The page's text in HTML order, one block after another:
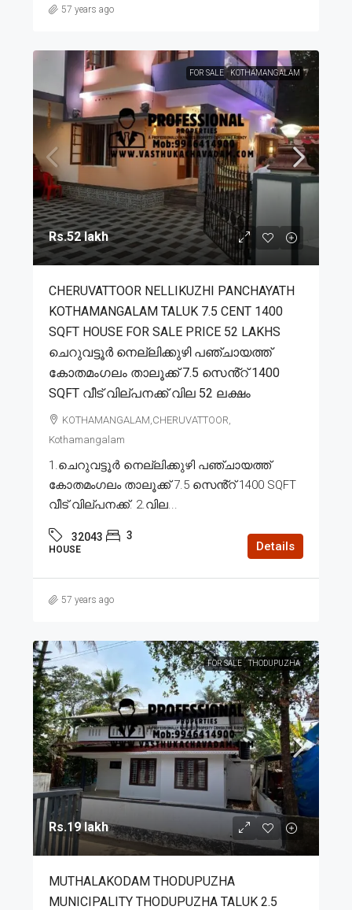
57 years ago
FOR SALE KOTHAMANGALAM
Rs.52 lakh
CHERUVATTOOR NELLIKUZHI PANCHAYATH
KOTHAMANGALAM TALUK 7.5 CENT 1400
SQFT HOUSE FOR SALE PRICE 52 LAKHS
ചെറുവട്ടൂർ നെല്ലിക്കുഴി പഞ്ചായത്ത്
കോതമംഗലം താലൂക്ക് 7.5 സെൻ്റ് 1400
SQFT വീട് വില്പനക്ക് വില 52 ലക്ഷം
KOTHAMANGALAM,CHERUVATTOOR,
Kothamangalam
1.ചെറുവട്ടൂർ നെല്ലിക്കുഴി പഞ്ചായത്ത്
കോതമംഗലം താലൂക്ക് 7.5 സെൻ്റ് 1400 SQFT
വീട് വില്പനക്ക്. 2.വില...
32043 3
HOUSE Details
57 years ago
FOR SALE THODUPUZHA
Rs.19 lakh
MUTHALAKODAM THODUPUZHA
MUNICIPALITY THODUPUZHA TALUK 2.5